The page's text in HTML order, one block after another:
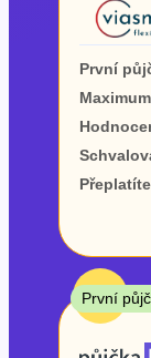
První
–
ano
ne
Ve
ano
ne
V exekuci
První
Maximum
Přeplatíte
TOP
První